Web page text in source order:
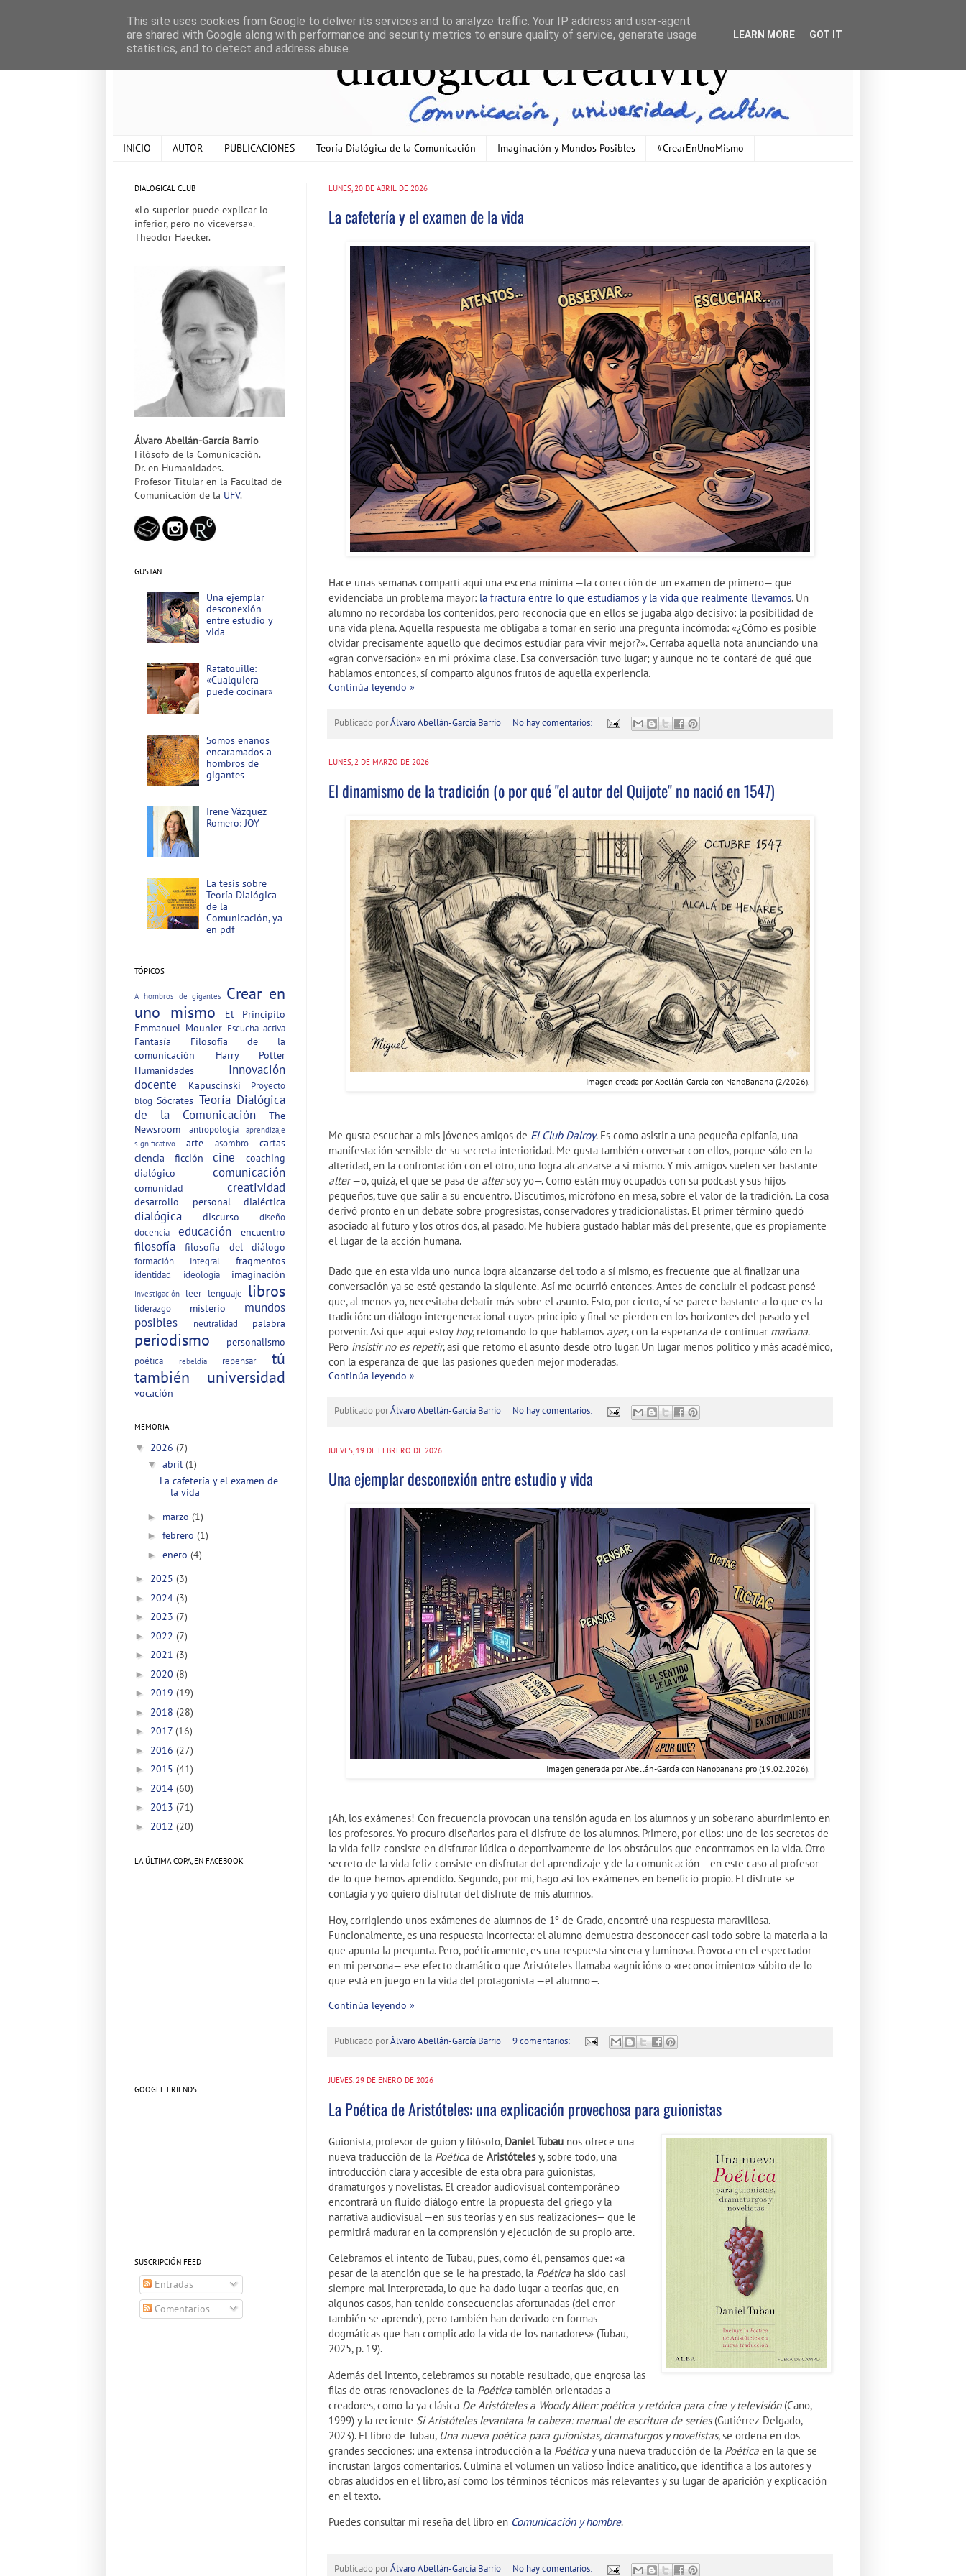
INICIO AUTOR PUBLICACIONES Teoría Dialógica de la Comunicación Imaginación y Mundos Posibles #CrearEnUnoMismo
LUNES, 20 DE ABRIL DE 2026
La cafetería y el examen de la vida
Hace unas semanas compartí aquí una escena mínima —la corrección de un examen de primero— que
evidenciaba un problema mayor: la fractura entre lo que estudiamos y la vida que realmente llevamos. Un
alumno no recordaba los contenidos, pero reconocía que en ellos se jugaba algo decisivo: la posibilidad de
una vida plena. Aquella respuesta me obligaba a tomar en serio una pregunta incómoda: «¿Cómo es posible
olvidar precisamente aquello que decimos estudiar para vivir mejor?». Cerraba aquella nota anunciando una
«gran conversación» en mi próxima clase. Esa conversación tuvo lugar; y aunque no te contaré de qué que
hablamos entonces, sí comparto algunos frutos de aquella experiencia.
Continúa leyendo »
Publicado porÁlvaro Abellán-García Barrio No hay comentarios:
LUNES, 2 DE MARZO DE 2026
El dinamismo de la tradición (o por qué "el autor del Quijote" no nació en 1547)
Imagen creada por Abellán-García con NanoBanana (2/2026).
Me gusta escuchar a mis jóvenes amigos de El Club Dalroy. Es como asistir a una pequeña epifanía, una
manifestación sensible de su secreta interioridad. Me gusta también conversar con ellos, porque sólo en la
alteridad, en la confrontación con el otro, uno logra alcanzarse a sí mismo. Y mis amigos suelen ser bastante
alter—o, quizá, el que se pasa de altersoy yo—. Como están muy ocupados con su podcast y sus hijos
pequeños, tuve que salir a su encuentro. Discutimos, micrófono en mesa, sobre el valor de la tradición. La cosa
derivó pronto en un debate sobre progresistas, conservadores y tradicionalistas. El primer término quedó
asociado al futuro y los otros dos, al pasado. Me hubiera gustado hablar más del presente, que es propiamente
el lugar de la acción humana.
Dado que en esta vida uno nunca logra alcanzarse del todo a sí mismo, es frecuente que al finalizar una
conversación ya se esté gestando la siguiente. Así me ocurrió entonces. Antes de concluir el podcast pensé
que, al menos yo, necesitaba debatir más sobre el asunto. Esto, por cierto, sí se parece bastante a lo que es la
tradición: un diálogo intergeneracional cuyos principio y final se pierden en los horizontes del pasado y el
porvenir. Así que aquí estoy hoy, retomando lo que hablamos ayer, con la esperanza de continuar mañana.
Pero insistir no es repetir, así que retomo el asunto desde otro lugar. Un lugar menos político y más académico,
con la esperanza de que las pasiones queden mejor moderadas.
Continúa leyendo »
Publicado porÁlvaro Abellán-García Barrio No hay comentarios:
JUEVES, 19 DE FEBRERO DE 2026
Una ejemplar desconexión entre estudio y vida
Imagen generada por Abellán-García con Nanobanana pro (19.02.2026).
¡Ah, los exámenes! Con frecuencia provocan una tensión aguda en los alumnos y un soberano aburrimiento en
los profesores. Yo procuro diseñarlos para el disfrute de los alumnos. Primero, por ellos: uno de los secretos de
la vida feliz consiste en disfrutar lúdica o deportivamente de los obstáculos que encontramos en la vida. Otro
secreto de la vida feliz consiste en disfrutar del aprendizaje y de la comunicación —en este caso al profesor—
de lo que hemos aprendido. Segundo, por mí, hago así los exámenes en beneficio propio. El disfrute se
contagia y yo quiero disfrutar del disfrute de mis alumnos.
Hoy, corrigiendo unos exámenes de alumnos de 1º de Grado, encontré una respuesta maravillosa.
Funcionalmente, es una respuesta incorrecta: el alumno demuestra desconocer casi todo sobre la materia a la
que apunta la pregunta. Pero, poéticamente, es una respuesta sincera y luminosa. Provoca en el espectador —
en mi persona— ese efecto dramático que Aristóteles llamaba «agnición» o «reconocimiento» súbito de lo
que está en juego en la vida del protagonista —el alumno—.
Continúa leyendo »
Publicado porÁlvaro Abellán-García Barrio 9 comentarios:
JUEVES, 29 DE ENERO DE 2026
La Poética de Aristóteles: una explicación provechosa para guionistas
Guionista, profesor de guion y filósofo, Daniel Tubau nos ofrece una
nueva traducción de la Poética de Aristótelesy, sobre todo, una
introducción clara y accesible de esta obra para guionistas,
dramaturgos y novelistas. El creador audiovisual contemporáneo
encontrará un fluido diálogo entre la propuesta del griego y la
narrativa audiovisual —en sus teorías y en sus realizaciones— que le
permitirá madurar en la comprensión y ejecución de su propio arte.
Celebramos el intento de Tubau, pues, como él, pensamos que: «a
pesar de la atención que se le ha prestado, la Poética ha sido casi
siempre mal interpretada, lo que ha dado lugar a teorías que, en
algunos casos, han tenido consecuencias afortunadas (del error
también se aprende), pero también han derivado en formas
dogmáticas que han complicado la vida de los narradores» (Tubau,
2025, p. 19).
Además del intento, celebramos su notable resultado, que engrosa las
filas de otras renovaciones de la Poética también orientadas a
creadores, como la ya clásica De Aristóteles a Woody Allen: poética y retórica para cine y televisión(Cano,
1999) y la reciente Si Aristóteles levantara la cabeza: manual de escritura de series(Gutiérrez Delgado,
2023). El libro de Tubau, Una nueva poética para guionistas, dramaturgos y novelistas, se ordena en dos
grandes secciones: una extensa introducción a la Poética y una nueva traducción de la Poética en la que se
incrustan largos comentarios. Culmina el volumen un valioso Índice analítico, que identifica a los autores y
obras aludidos en el libro, así como los términos técnicos más relevantes y su lugar de aparición y explicación
en el texto.
Puedes consultar mi reseña del libro en Comunicación y hombre.
Publicado porÁlvaro Abellán-García Barrio No hay comentarios:
DIALOGICAL CLUB
«Lo superior puede explicar lo
inferior, pero no viceversa».
Theodor Haecker.
Álvaro Abellán-García Barrio
Filósofo de la Comunicación.
Dr. en Humanidades.
Profesor Titular en la Facultad de
Comunicación de la UFV.
GUSTAN
Una ejemplar
desconexión
entre estudio y
vida
Ratatouille:
«Cualquiera
puede cocinar»
Somos enanos
encaramados a
hombros de
gigantes
Irene Vázquez
Romero: JOY
La tesis sobre
Teoría Dialógica
de la
Comunicación, ya
en pdf
TÓPICOS
A hombros de gigantes
Crear en
uno mismo
El Principito
Emmanuel Mounier Escucha activa
Fantasía
Filosofía de la
comunicación
Harry Potter
Humanidades
Innovación
docente
Kapuscinski
Proyecto
blog Sócrates Teoría Dialógica
de la Comunicación
The
Newsroom
antropología
aprendizaje
significativo
arte asombro
cartas
ciencia ficción
cine
coaching
dialógico
comunicación
comunidad creatividad
desarrollo personal dialéctica
dialógica discurso
diseño
docencia
educación encuentro
filosofía filosofía del diálogo
formación integral fragmentos
identidad ideología imaginación
investigación leer lenguaje libros
liderazgo misterio
mundos
posibles
neutralidad palabra
periodismo personalismo
poética rebeldía repensar
tú
también
universidad
vocación
MEMORIA
▼ 2026 (7)
▼ abril (1)
La cafetería y el examen de
la vida
► marzo (1)
► febrero (1)
► enero (4)
► 2025 (3)
► 2024 (3)
► 2023 (7)
► 2022 (7)
► 2021 (3)
► 2020 (8)
► 2019 (19)
► 2018 (28)
► 2017 (16)
► 2016 (27)
► 2015 (41)
► 2014 (60)
► 2013 (71)
► 2012 (20)
LA ÚLTIMA COPA, EN FACEBOOK
GOOGLE FRIENDS
SUSCRIPCIÓN FEED
Entradas
Comentarios
This site uses cookies from Google to deliver its services and to analyze traffic. Your IP address and user-agent
are shared with Google along with performance and security metrics to ensure quality of service, generate usage
statistics, and to detect and address abuse.
LEARN MORE GOT IT